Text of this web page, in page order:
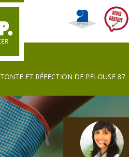
TONTE ET RÉFECTION DE PELOUSE 87